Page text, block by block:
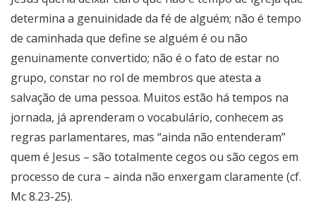
determina a genuinidade da fé de alguém; não é tempo
de caminhada que define se alguém é ou não
genuinamente convertido; não é o fato de estar no
grupo, constar no rol de membros que atesta a
salvação de uma pessoa. Muitos estão há tempos na
jornada, já aprenderam o vocabulário, conhecem as
regras parlamentares, mas “ainda não entenderam”
quem é Jesus – são totalmente cegos ou são cegos em
processo de cura – ainda não enxergam claramente (cf.
Mc 8.23-25).